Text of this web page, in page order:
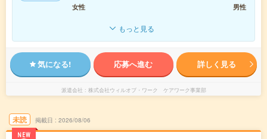
女性
男性
もっと見る
気になる! 応募へ進む 詳しく見る
派遣会社 株式会社ウィルオブ・ワーク ケアワーク事業部
未読
NEW
掲載日 2026/08/06